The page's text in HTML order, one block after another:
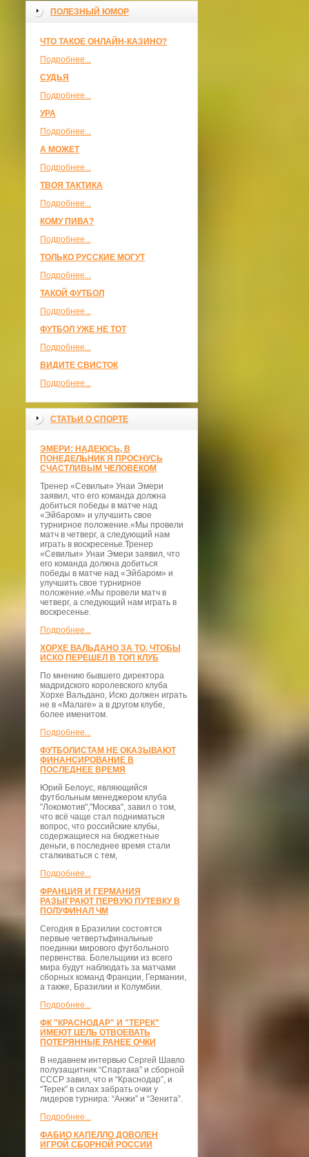
ПОЛЕЗНЫЙ ЮМОР
ЧТО ТАКОЕ ОНЛАЙН-КАЗИНО?
Подробнее...
СУДЬЯ
Подробнее...
УРА
Подробнее...
А МОЖЕТ
Подробнее...
ТВОЯ ТАКТИКА
Подробнее...
КОМУ ПИВА?
Подробнее...
ТОЛЬКО РУССКИЕ МОГУТ
Подробнее...
ТАКОЙ ФУТБОЛ
Подробнее...
ФУТБОЛ УЖЕ НЕ ТОТ
Подробнее...
ВИДИТЕ СВИСТОК
Подробнее...
СТАТЬИ О СПОРТЕ
ЭМЕРИ: НАДЕЮСЬ, В
ПОНЕДЕЛЬНИК Я ПРОСНУСЬ
СЧАСТЛИВЫМ ЧЕЛОВЕКОМ
Тренер «Севильи» Унаи Эмери
заявил, что его команда должна
добиться победы в матче над
«Эйбаром» и улучшить свое
турнирное положение.«Мы провели
матч в четверг, а следующий нам
играть в воскресенье.Тренер
«Севильи» Унаи Эмери заявил, что
его команда должна добиться
победы в матче над «Эйбаром» и
улучшить свое турнирное
положение.«Мы провели матч в
четверг, а следующий нам играть в
воскресенье.
Подробнее...
ХОРХЕ ВАЛЬДАНО ЗА ТО, ЧТОБЫ
ИСКО ПЕРЕШЕЛ В ТОП КЛУБ
По мнению бывшего директора
мадридского королевского клуба
Хорхе Вальдано, Иско должен играть
не в «Малаге» а в другом клубе,
более именитом.
Подробнее...
ФУТБОЛИСТАМ НЕ ОКАЗЫВАЮТ
ФИНАНСИРОВАНИЕ В
ПОСЛЕДНЕЕ ВРЕМЯ
Юрий Белоус, являющийся
футбольным менеджером клуба
"Локомотив","Москва", завил о том,
что всё чаще стал подниматься
вопрос, что российские клубы,
содержащиеся на бюджетные
деньги, в последнее время стали
сталкиваться с тем,
Подробнее...
ФРАНЦИЯ И ГЕРМАНИЯ
РАЗЫГРАЮТ ПЕРВУЮ ПУТЕВКУ В
ПОЛУФИНАЛ ЧМ
Сегодня в Бразилии состоятся
первые четвертьфинальные
поединки мирового футбольного
первенства. Болельщики из всего
мира будут наблюдать за матчами
сборных команд Франции, Германии,
а также, Бразилии и Колумбии.
Подробнее...
ФК "КРАСНОДАР" И "ТЕРЕК"
ИМЕЮТ ЦЕЛЬ ОТВОЕВАТЬ
ПОТЕРЯННЫЕ РАНЕЕ ОЧКИ
В недавнем интервью Сергей Шавло
полузащитник “Спартака” и сборной
СССР завил, что и “Краснодар”, и
“Терек” в силах забрать очки у
лидеров турнира: “Анжи” и “Зенита”.
Подробнее...
ФАБИО КАПЕЛЛО ДОВОЛЕН
ИГРОЙ СБОРНОЙ РОССИИ